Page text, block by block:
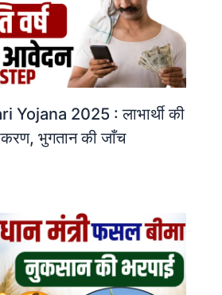
Yojana 2025 : लाभार्थी की
भुगतान की जाँच